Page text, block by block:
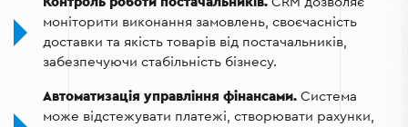
аналізувати ефективність, визначати популярні
товари й оптимізувати бізнес-процеси.
моніторити виконання замовлень, своєчасність
доставки та якість товарів від постачальників,
забезпечуючи стабільність бізнесу.
Автоматизація управління фінансами. Система
може відстежувати платежі, створювати рахунки,